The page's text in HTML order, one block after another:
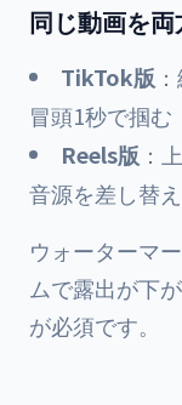
同じ動画を
TikTok版
冒頭1秒で掴む
Reels版 ：
音源を差し替え
ウォーターマ
ムで露出が下
が必須です。